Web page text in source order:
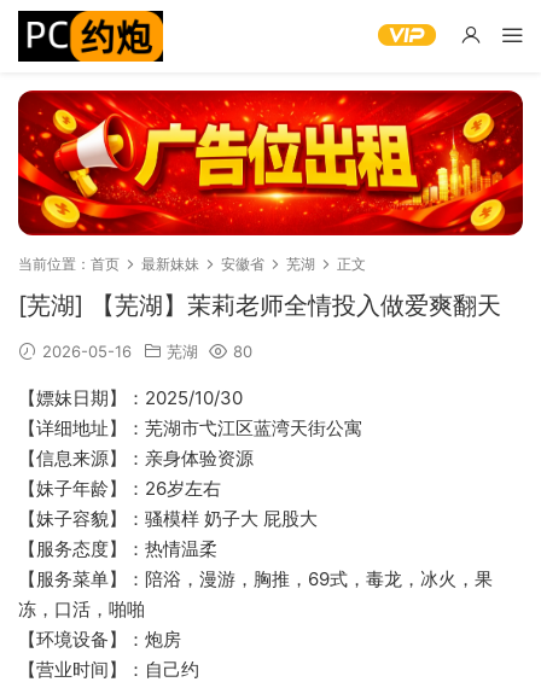
当前位置： 首页 最新妹妹 安徽省 芜湖 正文
[芜湖] 【芜湖】茉莉老师全情投入做爱爽翻天
2026-05-16 芜湖 80
【嫖妹日期】：2025/10/30
【详细地址】：芜湖市弋江区蓝湾天街公寓
【信息来源】：亲身体验资源
【妹子年龄】：26岁左右
【妹子容貌】：骚模样 奶子大 屁股大
【服务态度】：热情温柔
【服务菜单】：陪浴，漫游，胸推，69式，毒龙，冰火，果
冻，口活，啪啪
【环境设备】：炮房
【营业时间】：自己约